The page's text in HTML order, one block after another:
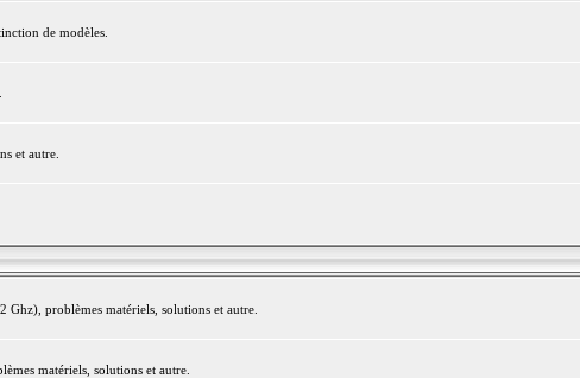
de modèles.
et autre.
problèmes matériels, solutions et autre.
matériels, solutions et autre.